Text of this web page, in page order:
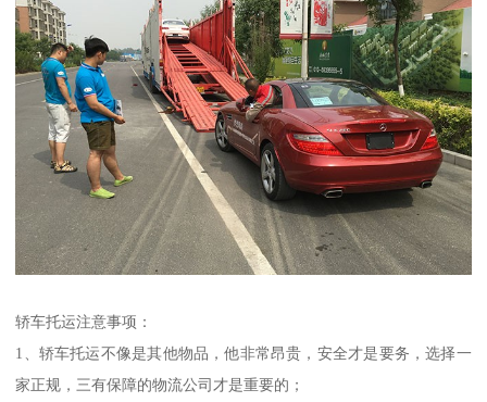
轿车托运注意事项：
1、轿车托运不像是其他物品，他非常昂贵，安全才是要务，选择一
家正规，三有保障的物流公司才是重要的；